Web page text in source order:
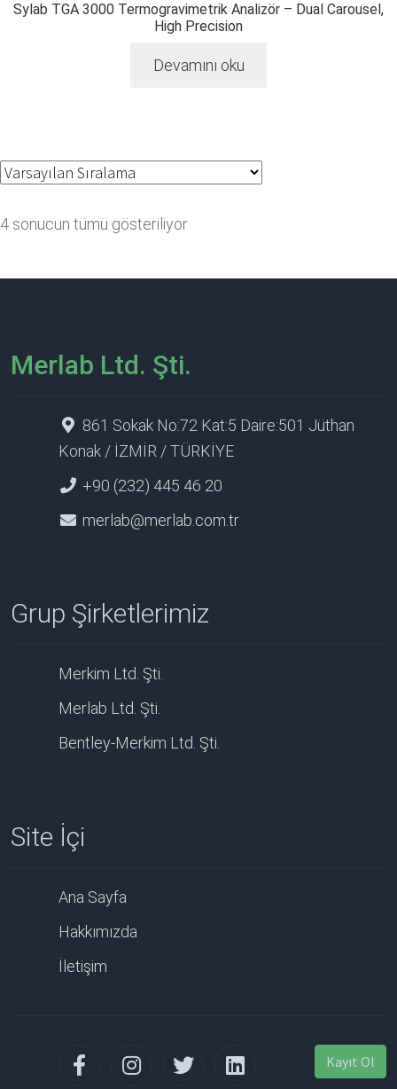
Sylab TGA 3000 Termogravimetrik Analizör – Dual Carousel,
High Precision
Devamını oku
4 sonucun tümü gösteriliyor
Merlab Ltd. Şti.
861 Sokak No:72 Kat:5 Daire:501 Jüthan
Konak / İZMİR / TÜRKİYE
+90 (232) 445 46 20
merlab@merlab.com.tr
Grup Şirketlerimiz
Merkim Ltd. Şti.
Merlab Ltd. Şti.
Bentley-Merkim Ltd. Şti.
Site İçi
Ana Sayfa
Hakkımızda
İletişim
Kayıt Ol